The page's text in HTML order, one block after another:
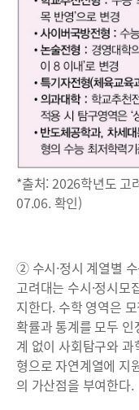
*출처: 2026학년도 고
07.06. 확인)
② 수시·정시 계열별
고려대는 수시·정시
지한다. 수학 영역은
확률과 통계를 모두
계 없이 사회탐구와
형으로 자연계열에 지
의 가산점을 부여한다.